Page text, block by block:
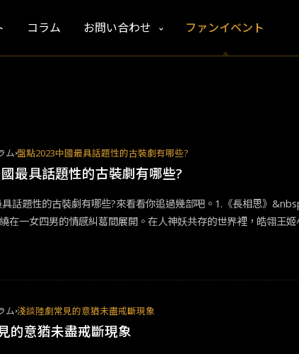
コラム お問い合わせ ファンイベント
ム 盤點2023中國最具話題性的古裝劇有哪些?
最具話題性的古裝劇有哪些?
話題性的古裝劇有哪些?來看看你追過幾部吧。1.《長相思》
在一女四男的情感糾葛間展開。在人神妖共存的世界裡，皓翎王
鄧為飾）。期間還誤打誤撞招惹上性情古怪霸道，但因為長得好
高要求，劇粉也在各方面給出諸多建議，像小夭被虐殺的經典橋
人氣超高，但感情線相當隱晦。劇中有些不易演繹的獨白或內心
ム 淺談陸劇常見的意猶未盡戒斷現象
的意猶未盡戒斷現象